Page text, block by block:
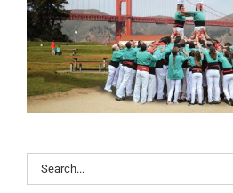
Search
for: